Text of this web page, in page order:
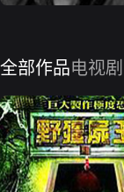
全部作品电视剧